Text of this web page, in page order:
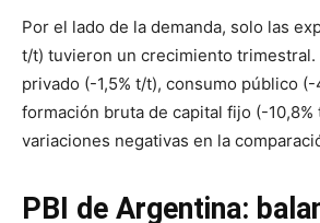
Por el lado de la demanda, solo las
t/t) tuvieron un crecimiento trimestral.
privado (-1,5% t/t), consumo público (-
formación bruta de capital fijo (-
variaciones negativas en la
PBI de Argentina: